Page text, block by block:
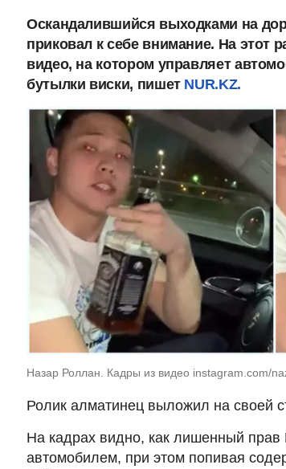
Оскандалившийся выходками на
приковал к себе внимание. На этот
видео, на котором управляет
бутылки виски, пишет NUR.KZ.
Назар Роллан. Кадры из видео instagram.com/
Ролик алматинец выложил на своей
На кадрах видно, как лишенный прав
автомобилем, при этом попивая